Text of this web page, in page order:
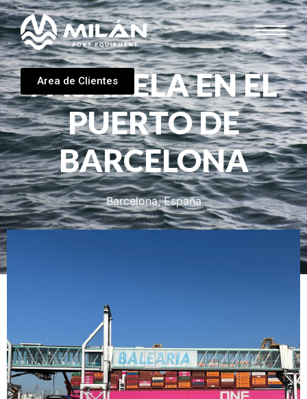
Area de Clientes
PASARELA EN EL
PUERTO DE
BARCELONA
Barcelona, España